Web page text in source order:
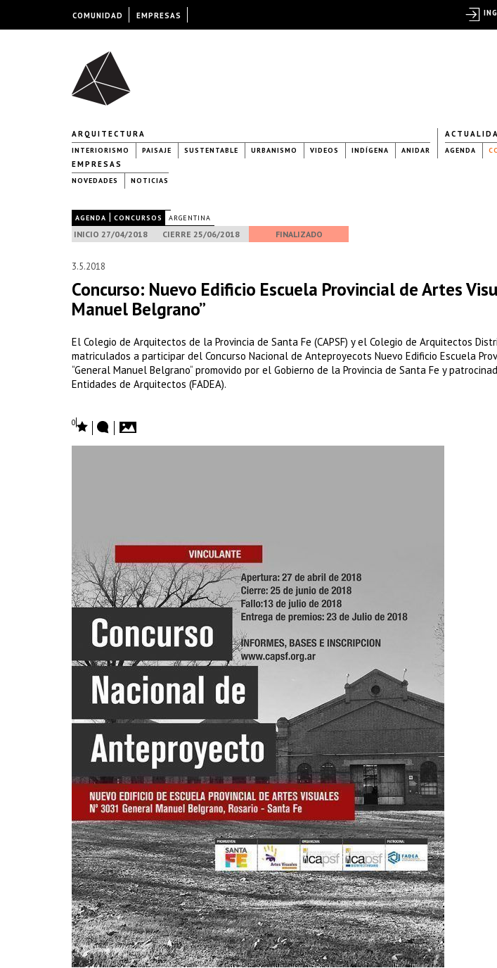
ARQUITECTURA
INTERIORISMO PAISAJE SUSTENTABLE URBANISMO VIDEOS INDÍGENA ANIDAR AGENDA
EMPRESAS
NOVEDADES NOTICIAS
AGENDA | CONCURSOS ARGENTINA
INICIO 27/04/2018 CIERRE 25/06/2018 FINALIZADO
3.5.2018
Concurso: Nuevo Edificio Escuela Provincial de Artes
Manuel Belgrano”
El Colegio de Arquitectos de la Provincia de Santa Fe (CAPSF) y el Colegio de Arquitectos
matriculados a participar del Concurso Nacional de Anteproyecots Nuevo Edificio Escuela
“General Manuel Belgrano“ promovido por el Gobierno de la Provincia de Santa Fe y
Entidades de Arquitectos (FADEA).
0
COMUNIDAD EMPRESAS